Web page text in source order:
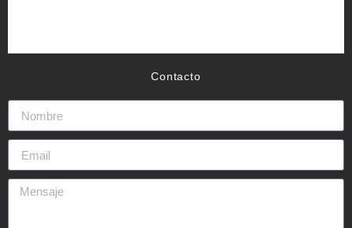
Contacto